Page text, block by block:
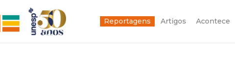
Reportagens Artigos Acontece